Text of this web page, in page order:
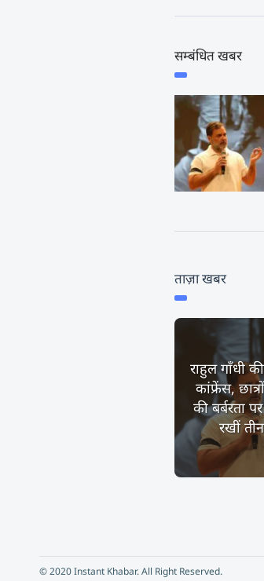
सम्बंधित खबर
ताज़ा खबर
राहुल गाँधी
कांफ्रेंस,
की बर्बरता
रखीं
© 2020 Instant Khabar. All Right Reserved.